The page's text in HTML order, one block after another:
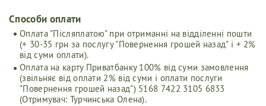
Способи оплати
Оплата "Післяплатою" при отриманні на відділенні пошти
(+ 30-35 грн за послугу "Повернення грошей назад" і + 2%
від суми оплати).
Оплата на карту Приватбанку 100% від суми замовлення
(звільняє від оплати 2% від суми і оплати послуги
"Повернення грошей назад") 5168 7422 3105 6833
(Отримувач: Турчинська Олена).